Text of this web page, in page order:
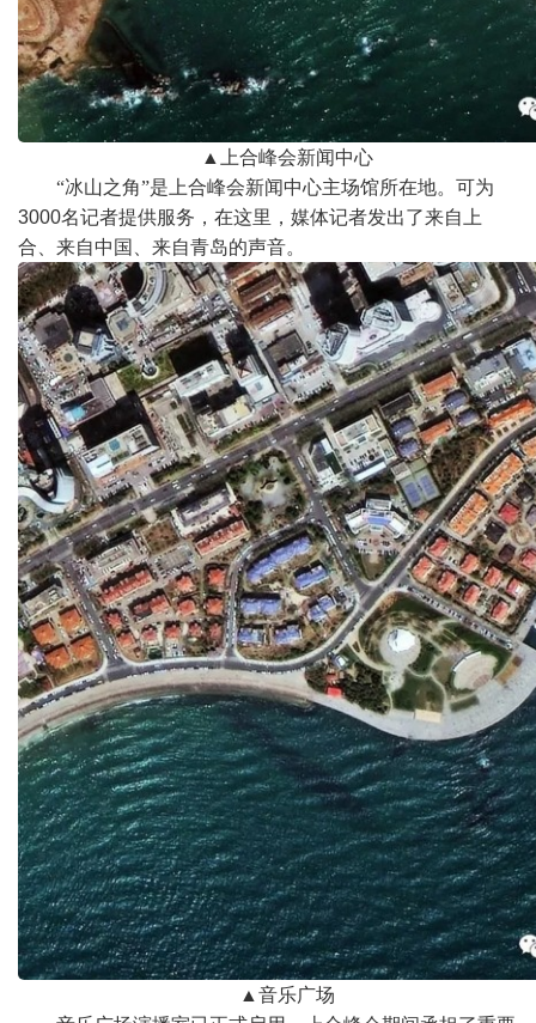
▲
上合峰会新闻中心
“冰山之角”是上合峰会新闻中心主场馆所在地。可为
3000名记者提供服务，在这里，媒体记者发出了来自上
合、来自中国、来自青岛的声音。
▲ 音乐广场